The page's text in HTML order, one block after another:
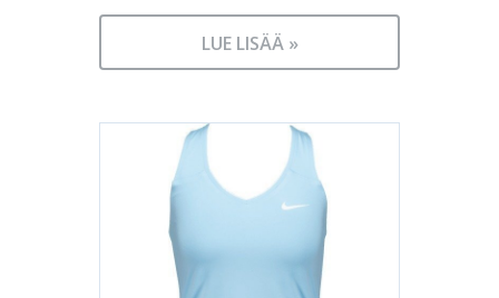
LUE LISÄÄ »